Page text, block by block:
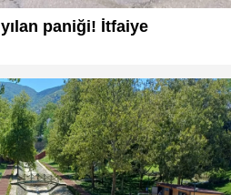
paniği! İtfaiye